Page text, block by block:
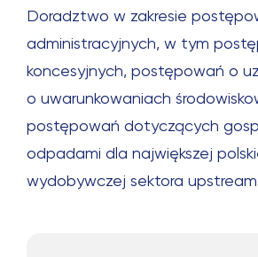
Doradztwo w zakresie
administracyjnych, w tym
koncesyjnych, postępowań o
o uwarunkowaniach
postępowań dotyczących
odpadami dla największej
wydobywczej sektora upstream